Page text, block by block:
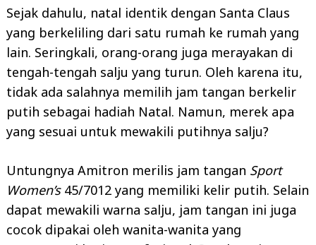
Sejak dahulu, natal identik dengan Santa Claus
yang berkeliling dari satu rumah ke rumah yang
lain. Seringkali, orang-orang juga merayakan di
tengah-tengah salju yang turun. Oleh karena itu,
tidak ada salahnya memilih jam tangan berkelir
putih sebagai hadiah Natal. Namun, merek apa
yang sesuai untuk mewakili putihnya salju?
Untungnya Amitron merilis jam tangan Sport
Women’s45/7012 yang memiliki kelir putih. Selain
dapat mewakili warna salju, jam tangan ini juga
cocok dipakai oleh wanita-wanita yang